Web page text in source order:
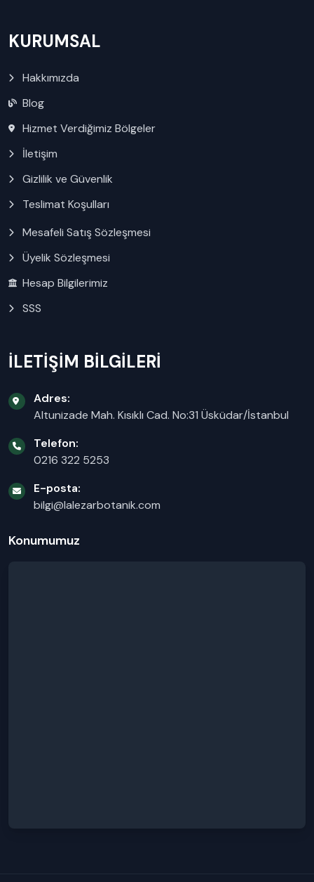
KURUMSAL
Hakkımızda
Blog
Hizmet Verdiğimiz Bölgeler
İletişim
Gizlilik ve Güvenlik
Teslimat Koşulları
Mesafeli Satış Sözleşmesi
Üyelik Sözleşmesi
Hesap Bilgilerimiz
SSS
İLETİŞİM BİLGİLERİ
Adres:
Altunizade Mah. Kısıklı Cad. No:31 Üsküdar/İstanbul
Telefon:
0216 322 5253
E-posta:
bilgi@lalezarbotanik.com
Konumumuz